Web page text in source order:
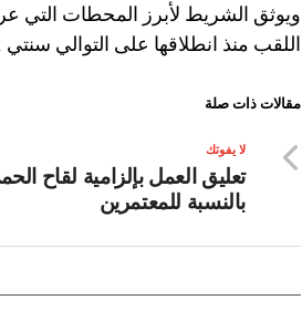
ويوثق الشريط لأبرز المحطات التي
اللقب منذ انطلاقها على التوالي سنتي 1971 و1993 بمبادرة من جلالة المغفور له الحسن الثاني.
مقالات ذات صلة
لا يفوتك
تعليق العمل بإلزامية لقاح
بالنسبة للمعتمرين